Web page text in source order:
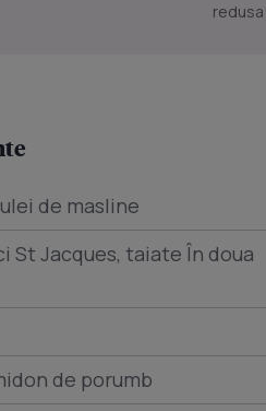
redusa
de masline
St Jacques, taiate În doua
de porumb